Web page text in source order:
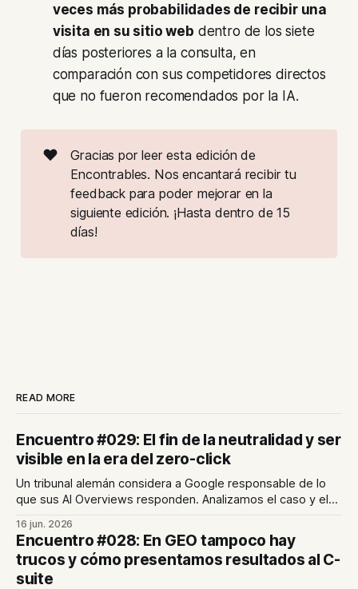
veces más probabilidades de recibir una
visita en su sitio web dentro de los siete
días posteriores a la consulta, en
comparación con sus competidores directos
que no fueron recomendados por la IA.
❤️
Gracias por leer esta edición de
Encontrables. Nos encantará recibir tu
feedback para poder mejorar en la
siguiente edición. ¡Hasta dentro de 15
días!
READ MORE
Encuentro #029: El fin de la neutralidad y ser
visible en la era del zero-click
Un tribunal alemán considera a Google responsable de lo
que sus AI Overviews responden. Analizamos el caso y el
artículo de hoy, te mostramos cómo seguir siendo visible
en un entorno donde el clic cada vez es más escaso.
16 jun. 2026
Encuentro #028: En GEO tampoco hay
trucos y cómo presentamos resultados al C-
suite